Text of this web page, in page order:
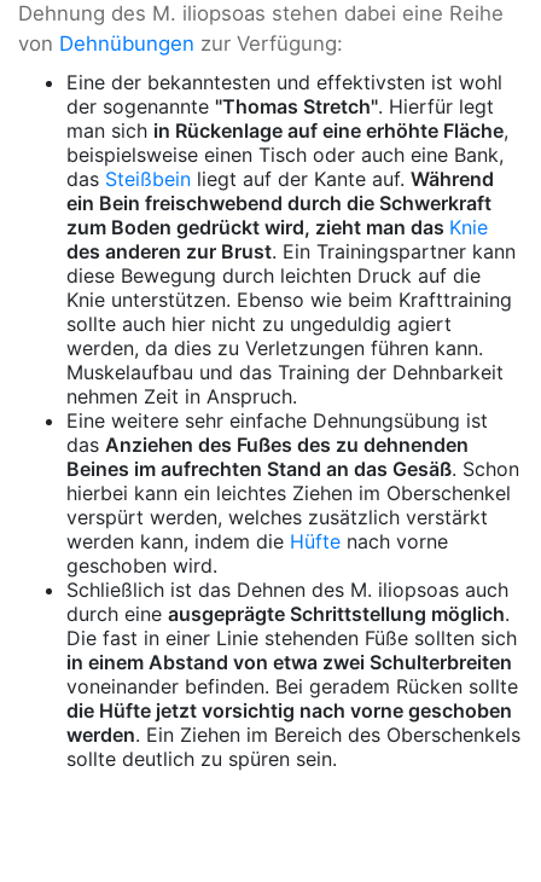
Dehnung des M. iliopsoas stehen dabei eine Reihe
von Dehnübungen zur Verfügung:
Eine der bekanntesten und effektivsten ist wohl
der sogenannte "Thomas Stretch". Hierfür legt
man sich in Rückenlage auf eine erhöhte Fläche,
beispielsweise einen Tisch oder auch eine Bank,
das Steißbein liegt auf der Kante auf. Während
ein Bein freischwebend durch die Schwerkraft
zum Boden gedrückt wird, zieht man das Knie
des anderen zur Brust. Ein Trainingspartner kann
diese Bewegung durch leichten Druck auf die
Knie unterstützen. Ebenso wie beim Krafttraining
sollte auch hier nicht zu ungeduldig agiert
werden, da dies zu Verletzungen führen kann.
Muskelaufbau und das Training der Dehnbarkeit
nehmen Zeit in Anspruch.
Eine weitere sehr einfache Dehnungsübung ist
das Anziehen des Fußes des zu dehnenden
Beines im aufrechten Stand an das Gesäß. Schon
hierbei kann ein leichtes Ziehen im Oberschenkel
verspürt werden, welches zusätzlich verstärkt
werden kann, indem die Hüfte nach vorne
geschoben wird.
Schließlich ist das Dehnen des M. iliopsoas auch
durch eine ausgeprägte Schrittstellung möglich.
Die fast in einer Linie stehenden Füße sollten sich
in einem Abstand von etwa zwei Schulterbreiten
voneinander befinden. Bei geradem Rücken sollte
die Hüfte jetzt vorsichtig nach vorne geschoben
werden. Ein Ziehen im Bereich des Oberschenkels
sollte deutlich zu spüren sein.